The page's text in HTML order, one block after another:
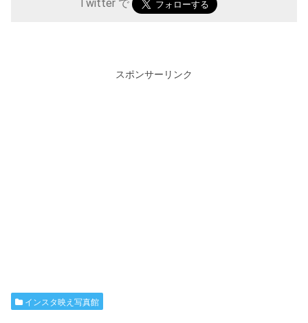
Twitter で
スポンサーリンク
インスタ映え写真館